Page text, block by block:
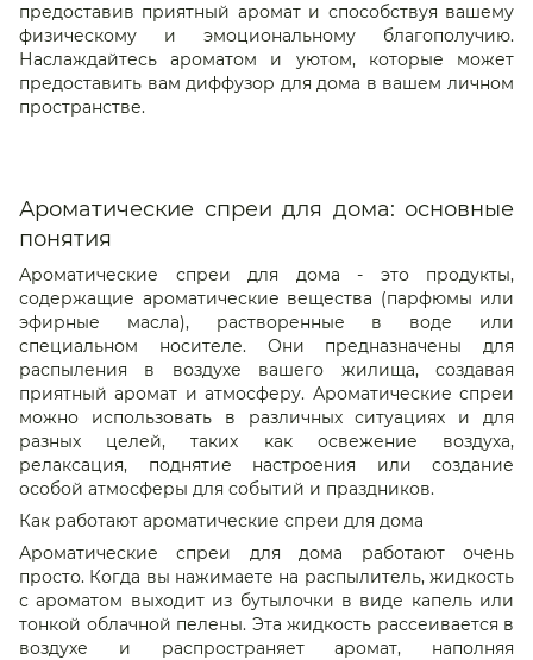
предоставив приятный аромат и способствуя вашему
физическому и эмоциональному благополучию.
Наслаждайтесь ароматом и уютом, которые может
предоставить вам диффузор для дома в вашем личном
пространстве.
Ароматические спреи для дома: основные
понятия
Ароматические спреи для дома - это продукты,
содержащие ароматические вещества (парфюмы или
эфирные масла), растворенные в воде или
специальном носителе. Они предназначены для
распыления в воздухе вашего жилища, создавая
приятный аромат и атмосферу. Ароматические спреи
можно использовать в различных ситуациях и для
разных целей, таких как освежение воздуха,
релаксация, поднятие настроения или создание
особой атмосферы для событий и праздников.
Как работают ароматические спреи для дома
Ароматические спреи для дома работают очень
просто. Когда вы нажимаете на распылитель, жидкость
с ароматом выходит из бутылочки в виде капель или
тонкой облачной пелены. Эта жидкость рассеивается в
воздухе и распространяет аромат, наполняя